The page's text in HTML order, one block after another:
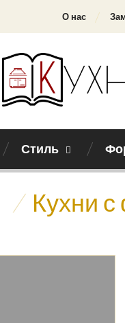
О нас
Стиль
/ Кухни